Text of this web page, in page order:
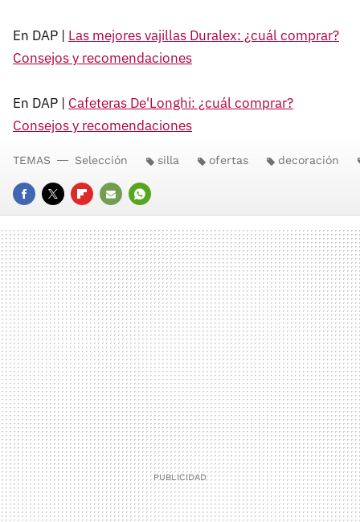
En DAP | Las mejores vajillas Duralex: ¿cuál comprar?
Consejos y recomendaciones
En DAP | Cafeteras De'Longhi: ¿cuál comprar?
Consejos y recomendaciones
FACEBOOK
TWITTERFLIPBOARD
E-
MAIL
WHATSAPP
TEMAS Selección silla ofertas decoración